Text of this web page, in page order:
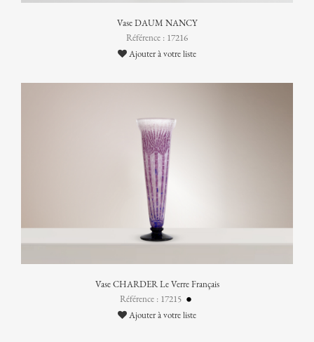
Vase DAUM NANCY
Référence : 17216
Ajouter à votre liste
Vase CHARDER Le Verre Français
Référence : 17215
Ajouter à votre liste